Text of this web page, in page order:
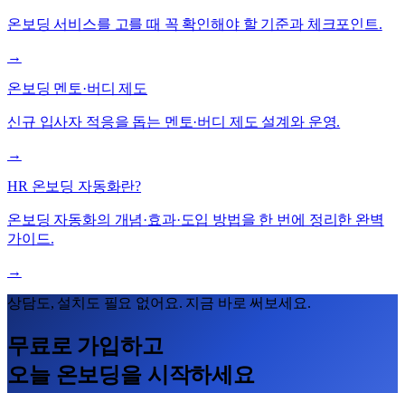
온보딩 서비스를 고를 때 꼭 확인해야 할 기준과 체크포인트.
→
온보딩 멘토·버디 제도
신규 입사자 적응을 돕는 멘토·버디 제도 설계와 운영.
→
HR 온보딩 자동화란?
온보딩 자동화의 개념·효과·도입 방법을 한 번에 정리한 완벽
가이드.
→
상담도, 설치도 필요 없어요. 지금 바로 써보세요.
무료로 가입하고
오늘 온보딩을 시작하세요